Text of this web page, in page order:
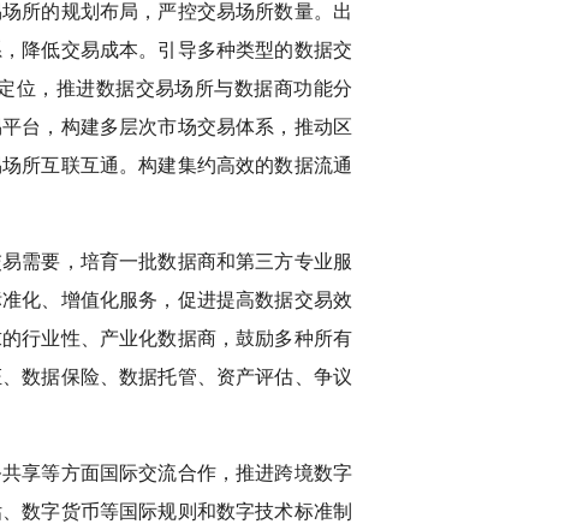
所的规划布局，严控交易场所数量。出
降低交易成本。引导多种类型的数据交
位，推进数据交易场所与数据商功能分
台，构建多层次市场交易体系，推动区
所互联互通。构建集约高效的数据流通
需要，培育一批数据商和第三方专业服
化、增值化服务，促进提高数据交易效
行业性、产业化数据商，鼓励多种所有
数据保险、数据托管、资产评估、争议
享等方面国际交流合作，推进跨境数字
数字货币等国际规则和数字技术标准制